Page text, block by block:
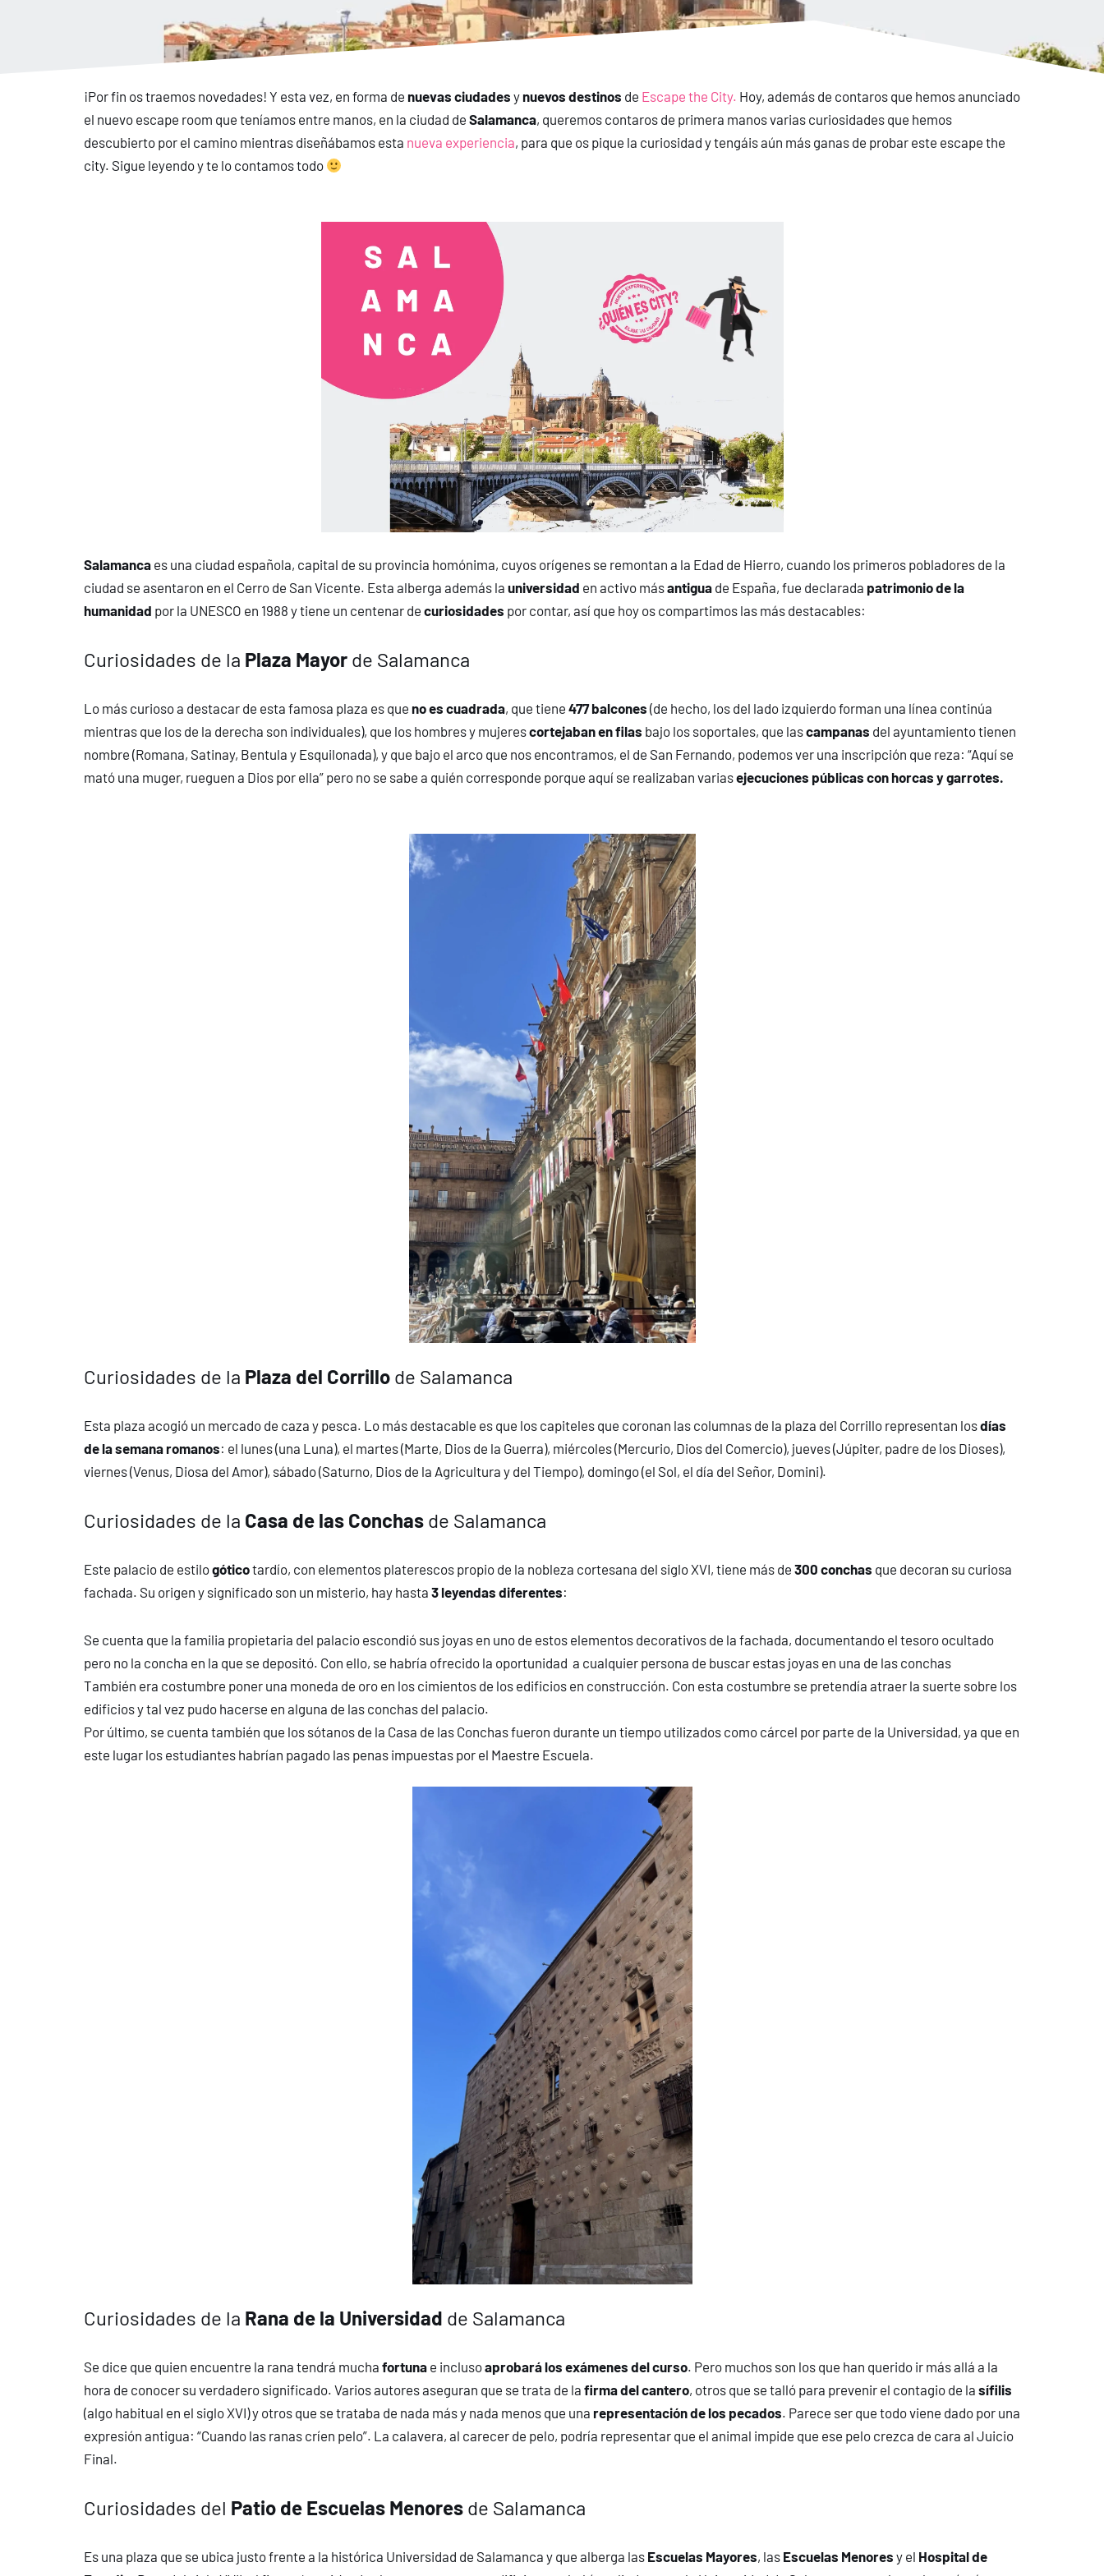
¡Por fin os traemos novedades! Y esta vez, en forma de nuevas ciudades ynuevos destinos de Escape the City. Hoy, además de contaros que hemos anunciado
el nuevo escape room que teníamos entre manos, en la ciudad de Salamanca, queremos contaros de primera manos varias curiosidades que hemos
descubierto por el camino mientras diseñábamos esta nueva experiencia, para que os pique la curiosidad y tengáis aún más ganas de probar este escape the
city. Sigue leyendo y te lo contamos todo
Salamanca es una ciudad española, capital de su provincia homónima, cuyos orígenes se remontan a la Edad de Hierro, cuando los primeros pobladores de la
ciudad se asentaron en el Cerro de San Vicente. Esta alberga además la universidad en activo másantigua de España, fue declarada patrimonio de la
humanidad por la UNESCO en 1988 y tiene un centenar de curiosidades por contar, así que hoy os compartimos las más destacables:
Curiosidades de la Plaza Mayor de Salamanca
Lo más curioso a destacar de esta famosa plaza es que no es cuadrada, que tiene 477 balcones (de hecho, los del lado izquierdo forman una línea continúa
mientras que los de la derecha son individuales), que los hombres y mujerescortejaban en filas bajo los soportales, que lascampanas del ayuntamiento tienen
nombre (Romana, Satinay, Bentula y Esquilonada), y que bajo el arco que nos encontramos, el de San Fernando, podemos ver una inscripción que reza: “Aquí se
mató una muger, rueguen a Dios por ella” pero no se sabe a quién corresponde porque aquí se realizaban variasejecuciones públicas con horcas y garrotes.
Curiosidades de la Plaza del Corrillo de Salamanca
Esta plaza acogió un mercado de caza y pesca. Lo más destacable es que los capiteles que coronan las columnas de la plaza del Corrillo representan losdías
de la semana romanos: el lunes (una Luna), el martes (Marte, Dios de la Guerra), miércoles (Mercurio, Dios del Comercio), jueves (Júpiter, padre de los Dioses),
viernes (Venus, Diosa del Amor), sábado (Saturno, Dios de la Agricultura y del Tiempo), domingo (el Sol, el día del Señor, Domini).
Curiosidades de la Casa de las Conchas de Salamanca
Este palacio de estilogóticotardío, con elementos platerescos propio de la nobleza cortesana del siglo XVI, tiene más de 300 conchas que decoran su curiosa
fachada. Su origen y significado son un misterio, hay hasta 3 leyendas diferentes:
Se cuenta que la familia propietaria del palacio escondió sus joyas en uno de estos elementos decorativos de la fachada, documentando el tesoro ocultado
pero no la concha en la que se depositó. Con ello, se habría ofrecido la oportunidad a cualquier persona de buscar estas joyas en una de las conchas
También era costumbre poner una moneda de oro en los cimientos de los edificios en construcción. Con esta costumbre se pretendía atraer la suerte sobre los
edificios y tal vez pudo hacerse en alguna de las conchas del palacio.
Por último, se cuenta también que los sótanos de la Casa de las Conchas fueron durante un tiempo utilizados como cárcel por parte de la Universidad, ya que en
este lugar los estudiantes habrían pagado las penas impuestas por el Maestre Escuela.
Curiosidades de la Rana de la Universidad de Salamanca
Se dice que quien encuentre la rana tendrá mucha fortuna e inclusoaprobará los exámenes del curso. Pero muchos son los que han querido ir más allá a la
hora de conocer su verdadero significado. Varios autores aseguran que se trata de la firma del cantero, otros que se talló para prevenir el contagio de la sífilis
(algo habitual en el siglo XVI) y otros que se trataba de nada más y nada menos que una representación de los pecados. Parece ser que todo viene dado por una
expresión antigua: “Cuando las ranas críen pelo”. La calavera, al carecer de pelo, podría representar que el animal impide que ese pelo crezca de cara al Juicio
Final.
Curiosidades del Patio de Escuelas Menores de Salamanca
Es una plaza que se ubica justo frente a la histórica Universidad de Salamanca y que alberga las Escuelas Mayores, las Escuelas Menores y el Hospital de